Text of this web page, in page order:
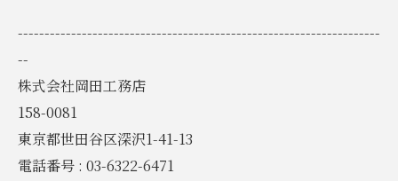
--------------------------------------------------------------------
--
株式会社岡田工務店
158-0081
東京都世田谷区深沢1-41-13
電話番号 : 03-6322-6471